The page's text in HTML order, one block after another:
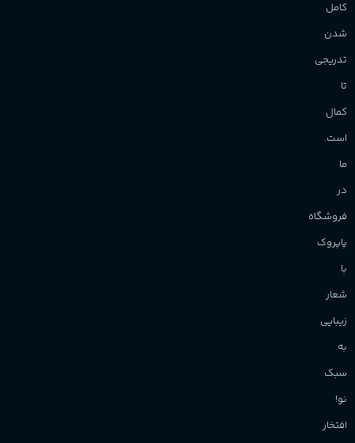
کامل
شدن
تدریجی
تا
کمال
است.
ما
در
فروشگاه
پاپروک
با
شعار
زیبایی
به
سبک
نو!
افتخار